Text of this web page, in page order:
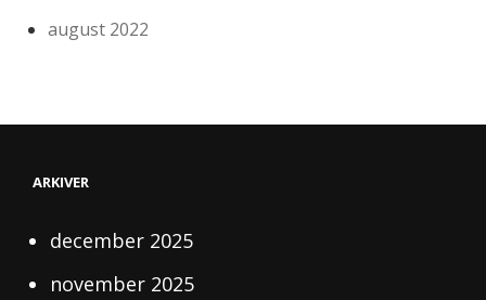
august 2022
ARKIVER
december 2025
november 2025